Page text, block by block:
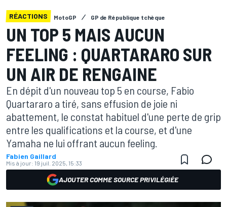
RÉACTIONS MotoGP GP de République tchèque
UN TOP 5 MAIS AUCUN
FEELING : QUARTARARO SUR
UN AIR DE RENGAINE
En dépit d'un nouveau top 5 en course, Fabio
Quartararo a tiré, sans effusion de joie ni
abattement, le constat habituel d'une perte de grip
entre les qualifications et la course, et d'une
Yamaha ne lui offrant aucun feeling.
Fabien Gaillard
Mis à jour: 19 juil. 2025, 15:33
AJOUTER COMME SOURCE PRIVILÉGIÉE